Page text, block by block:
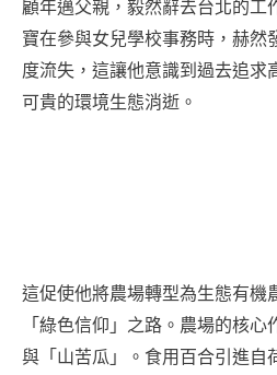
顧年邁父親，毅然辭去台北的
寶在參與女兒學校事務時，赫然
度流失，這讓他意識到過去追求
可貴的環境生態消逝。
這促使他將農場轉型為生態有機
「綠色信仰」之路。農場的核心
與「山苦瓜」。食用百合引進自